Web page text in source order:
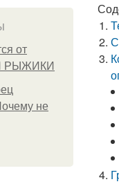
от
РЫЖИКИ
не